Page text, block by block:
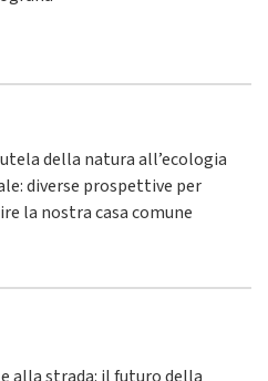
della natura all’ecologia
diverse prospettive per
la nostra casa comune